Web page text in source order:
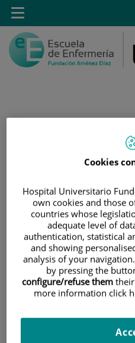
Saltar al contenido
Toggle
navigation
|MÁSTER PROPIO POR
AVANZADOS DEL PACIENTE
REANIMACIÓN Y
|FORMULARIO DE
Formulario
Postgrado
Indicar en el mensaje sobre
Cookies
Hospital Universitario
own cookies and those
countries whose
adequate level of
authentication, statistical
and showing
analysis of your
by pressing the
configure/refuse them
more information click